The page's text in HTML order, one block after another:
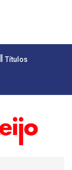
Títulos